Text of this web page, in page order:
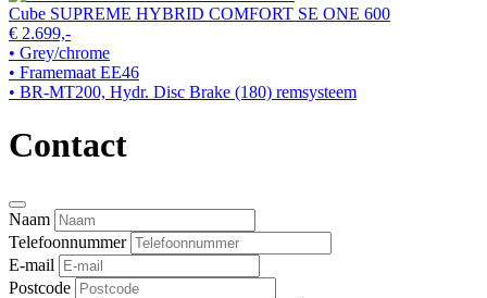
Cube SUPREME HYBRID COMFORT SE ONE 600
€ 2.699,-
• Grey/chrome
• Framemaat EE46
• BR-MT200, Hydr. Disc Brake (180) remsysteem
Contact
Naam
Telefoonnummer
E-mail
Postcode